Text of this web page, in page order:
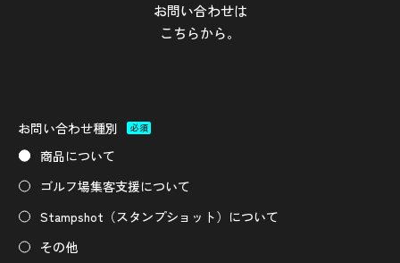
お問い合わせは
こちらから。
お問い合わせ種別 必須
商品について
ゴルフ場集客支援について
Stampshot（スタンプショット）について
その他